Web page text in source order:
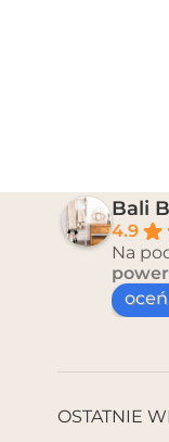
Bali
4.9
Na
OSTATNIE